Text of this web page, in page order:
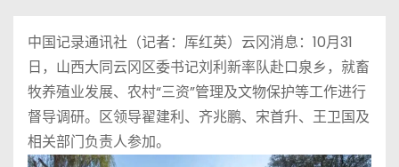
中国记录通讯社（记者：厍红英）云冈消息：10月31
日，山西大同云冈区委书记刘利新率队赴口泉乡，就畜
牧养殖业发展、农村“三资”管理及文物保护等工作进行
督导调研。区领导翟建利、齐兆鹏、宋首升、王卫国及
相关部门负责人参加。